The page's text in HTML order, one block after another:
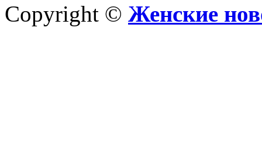
Copyright © Женские